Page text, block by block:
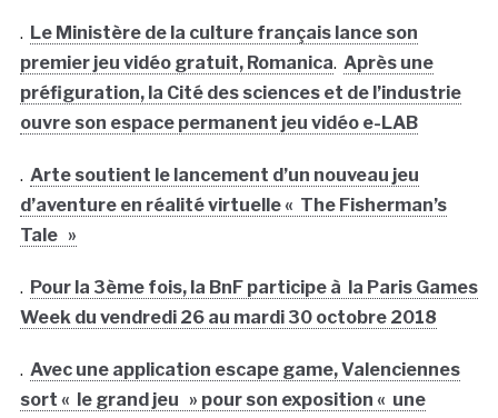
. Le Ministère de la culture français lance son
premier jeu vidéo gratuit, Romanica. Après une
préfiguration, la Cité des sciences et de l’industrie
ouvre son espace permanent jeu vidéo e-LAB
. Arte soutient le lancement d’un nouveau jeu
d’aventure en réalité virtuelle « The Fisherman’s
Tale »
. Pour la 3ème fois, la BnF participe à la Paris Games
Week du vendredi 26 au mardi 30 octobre 2018
. Avec une application escape game, Valenciennes
sort « le grand jeu » pour son exposition « une